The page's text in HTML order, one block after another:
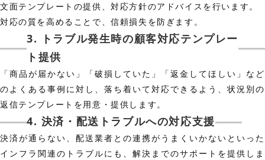
文面テンプレートの提供、対応方針のアドバイスを行います。
対応の質を高めることで、信頼損失を防ぎます。
3. トラブル発生時の顧客対応テンプレー
ト提供
「商品が届かない」「破損していた」「返金してほしい」など
のよくある事例に対し、落ち着いて対応できるよう、状況別の
返信テンプレートを用意・提供します。
4. 決済・配送トラブルへの対応支援
決済が通らない、配送業者との連携がうまくいかないといった
インフラ関連のトラブルにも、解決までのサポートを提供しま